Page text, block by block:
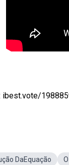
ibest.vote/
DaEquação